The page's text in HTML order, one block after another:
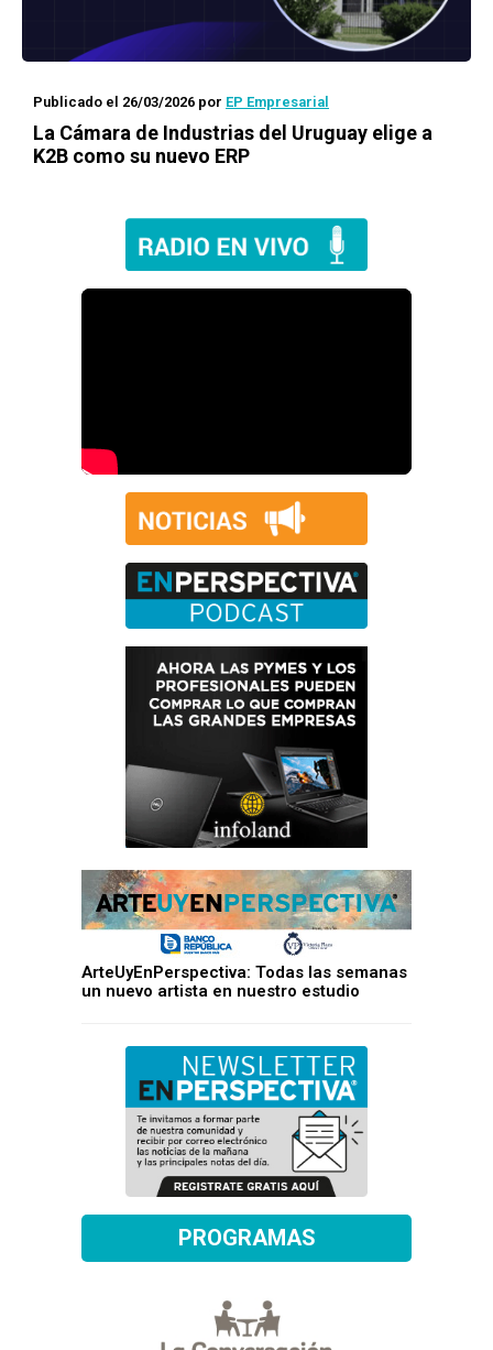
Publicado el 26/03/2026 por EP Empresarial
La Cámara de Industrias del Uruguay elige a
K2B como su nuevo ERP
ArteUyEnPerspectiva: Todas las semanas
un nuevo artista en nuestro estudio
PROGRAMAS